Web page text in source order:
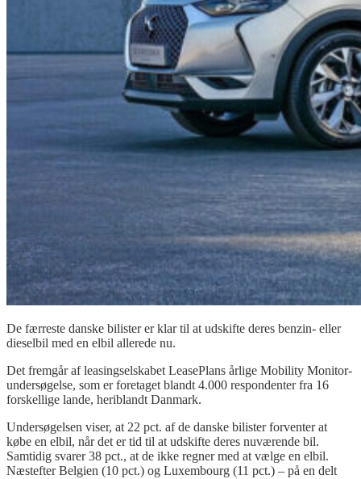
De færreste danske bilister er klar til at udskifte deres benzin- eller
dieselbil med en elbil allerede nu.
Det fremgår af leasingselskabet LeasePlans årlige Mobility Monitor-
undersøgelse, som er foretaget blandt 4.000 respondenter fra 16
forskellige lande, heriblandt Danmark.
Undersøgelsen viser, at 22 pct. af de danske bilister forventer at
købe en elbil, når det er tid til at udskifte deres nuværende bil.
Samtidig svarer 38 pct., at de ikke regner med at vælge en elbil.
Næstefter Belgien (10 pct.) og Luxembourg (11 pct.) – på en delt